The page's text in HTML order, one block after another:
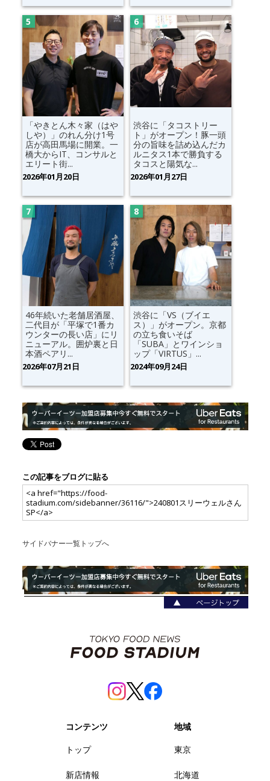
「やきとん木々家（はや
しや）」のれん分け1号
店が高田馬場に開業。一
橋大からIT、コンサルと
エリート街...
2026年01月20日
渋谷に「タコストリー
ト」がオープン！豚一頭
分の旨味を詰め込んだカ
ルニタス1本で勝負する
タコスと陽気な...
2026年01月27日
46年続いた老舗居酒屋、
二代目が「平塚で1番カ
ウンターの長い店」にリ
ニューアル。囲炉裏と日
本酒ペアリ...
2026年07月21日
渋谷に「VS（ブイエ
ス）」がオープン。京都
の立ち食いそば
「SUBA」とワインショ
ップ「VIRTUS」...
2024年09月24日
この記事をブログに貼る
<a href="https://food-
stadium.com/sidebanner/36116/">240801スリーウェルさん
SP</a>
サイドバナー一覧トップへ
コンテンツ
トップ
新店情報
地域
東京
北海道